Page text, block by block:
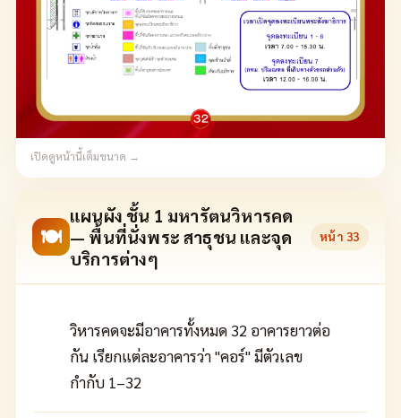
เปิดดูหน้านี้เต็มขนาด →
🍽
แผนผัง ชั้น 1 มหารัตนวิหารคด
— พื้นที่นั่งพระ สาธุชน และจุด
บริการต่างๆ
หน้า 33
วิหารคดจะมีอาคารทั้งหมด 32 อาคารยาวต่อ
กัน เรียกแต่ละอาคารว่า "คอร์" มีตัวเลข
กำกับ 1–32